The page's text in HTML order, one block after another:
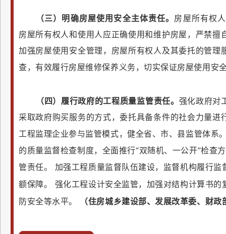
（三）明确房屋使用安全主体责任。 房屋所有权
房屋所有权人和使用人应正确使用和维护房屋，严禁擅
加强房屋使用安全管理，房屋所有权人及其委托的管理
查，有效履行房屋维修保养义务，切实保证房屋使用安
（四）履行政府的工程质量监管责任。 强化政府对
采取政府购买服务的方式，委托具备条件的社会力量进
工程监理企业参与监管模式，健全省、市、县监管体系
的质量监督检查制度，全面推行“双随机、一公开”检查
管责任。
加强工程质量监督队伍建设，监督机构履行
额保障。
强化工程设计安全监管，加强对结构计算书
防安全等水平。
（住房城乡建设部、发展改革委、财